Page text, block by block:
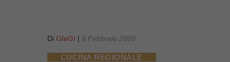
Di GIeGI | 5 Febbraio 2009
CUCINA REGIONALE